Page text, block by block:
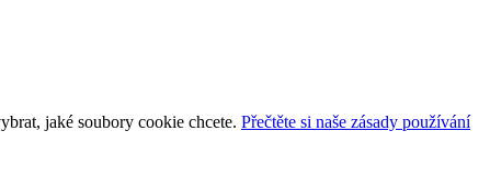
jaké soubory cookie chcete. Přečtěte si naše zásady používání